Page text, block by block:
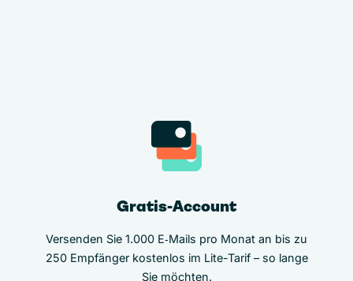
Gratis-Account
Versenden Sie 1.000 E‑Mails pro Monat an bis zu
250 Empfänger kostenlos im Lite-Tarif – so lange
Sie möchten.